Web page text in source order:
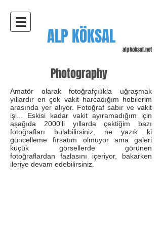
alpkoksal.net
ALP KÖKSAL
Photography
Amatör olarak fotoğrafçılıkla uğraşmak
yıllardır en çok vakit harcadığım hobilerim
arasında yer alıyor. Fotoğraf sabır ve vakit
işi... Eskisi kadar vakit ayıramadığım için
aşağıda 2000'li yıllarda çektiğim bazı
fotoğrafları bulabilirsiniz, ne yazık ki
güncelleme fırsatım olmuyor ama galeri
küçük görsellerde görünen
fotoğraflardan fazlasını içeriyor, bakarken
ileriye devam edebilirsiniz.